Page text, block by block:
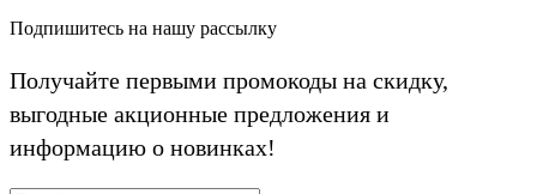
Подпишитесь на нашу рассылку
Получайте первыми промокоды на скидку,
выгодные акционные предложения и
информацию о новинках!